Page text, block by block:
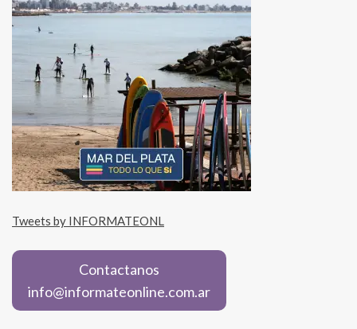
Tweets by INFORMATEONL
Contactanos
info@informateonline.com.ar